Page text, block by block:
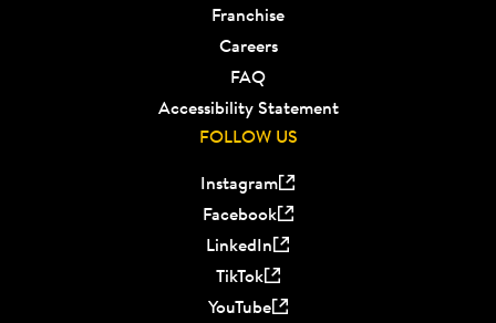
Franchise
Careers
FAQ
Accessibility Statement
FOLLOW US
Instagram
Facebook
LinkedIn
TikTok
YouTube